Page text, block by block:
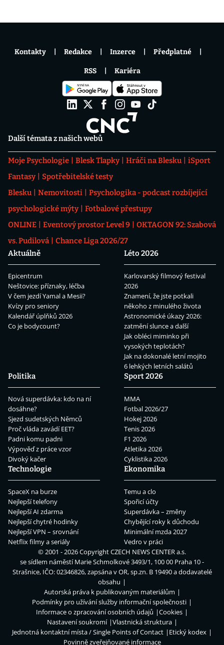
Další témata z našich webů
Moje Psychologie Blesk Tlapky Hráči na Blesku
iSport
Fantasy
Spotřebitelské testy
Blesku
Nemovitosti
Psychologika - podcast rozbíjející
psychologické mýty
Fotbalové přestupy
ONLINE
Eventový prostor Level 9
OKTAGON 92: Szabová
vs. Pudilová
Chance Liga 2026/27
Aktuálně
Epicentrum
Neštovice: příznaky, léčba
V čem jezdí Yamal a Mesii?
Kvízy pro seniory
Kalendář úplňků 2026
Co je bodycount?
Léto 2026
Karlovarský filmový festival
2026
Znamení, že jste potkali
někoho z minulého života
Astronomické úkazy 2026:
zatmění slunce a další
Jak obléci miminko při
vysokých teplotách?
Jak na dokonalé letní mojito
6 lehkých letních salátů
Politika
Nová superdávka: kdo na ní
dosáhne?
Sjezd sudetských Němců
Proč vláda zavádí EET?
Padni komu padni
Výpověď z práce vzor
Divoký kačer
Sport 2026
MMA
Fotbal 2026/27
Hokej 2026
Tenis 2026
F1 2026
Atletika 2026
Cyklistika 2026
Technologie
SpaceX na burze
Nejlepší telefony
Nejlepší AI zdarma
Nejlepší chytré hodinky
Nejlepší VPN – srovnání
Netflix filmy a seriály
Ekonomika
Temu a clo
Spořicí účty
Superdávka – změny
Chybějící roky k důchodu
Minimální mzda 2027
Vedro v práci
Kontakty Redakce Inzerce Předplatné
RSS Kariéra
© 2001 - 2026 CopyrightCZECH NEWS CENTER a.s.
se sídlem náměstí Marie Schmolkové 3493/1, 100 00 Praha 10 -
Strašnice, IČO: 02346826, zapsána v OR, sp.zn. B 19490 a dodavatelé
obsahu
Autorská práva k publikovaným materiálům
Podmínky pro užívání služby informační společnosti
Informace o zpracování osobních údajů
Cookies
Nastavení soukromí
Vlastnická struktura
Jednotná kontaktní místa / Single Points of Contact
Etický kodex
Povinně zveřejňované informace